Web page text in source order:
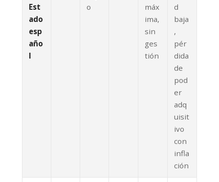
Est
ado
esp
año
l
o
máx
ima,
sin
ges
tión
d
baja
,
pér
dida
de
pod
er
adq
uisit
ivo
con
infla
ción